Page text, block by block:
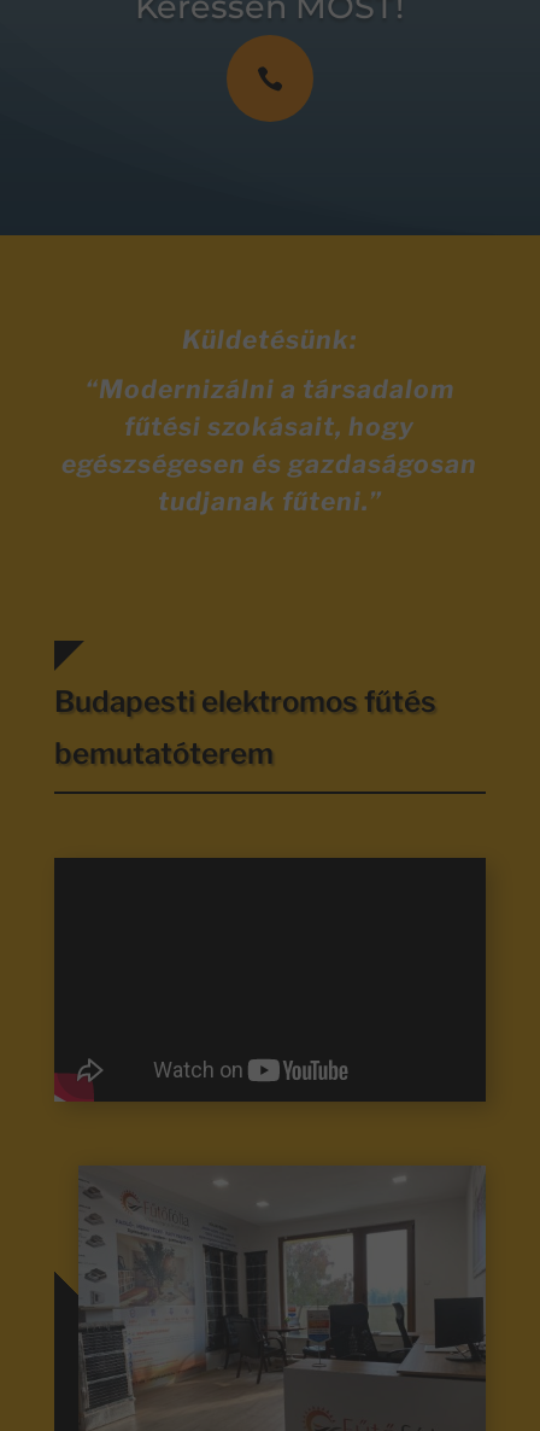

Küldetésünk:
“Modernizálni a társadalom
fűtési szokásait, hogy
egészségesen és gazdaságosan
tudjanak fűteni.”
Budapesti elektromos fűtés
bemutatóterem